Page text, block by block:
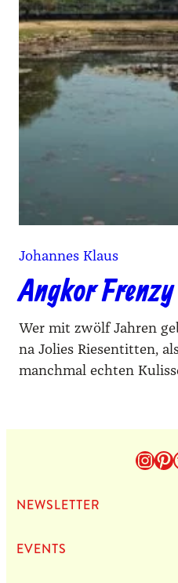
Johannes Klaus
Angkor Frenzy
Wer mit zwölf Jah­ren
na Jolies Rie­sen­tit­ten,
manch­mal ech­ten
NEWS­LET­TER
EVENTS